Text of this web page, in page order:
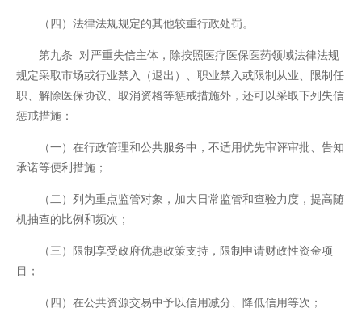
（四）法律法规规定的其他较重行政处罚。
第九条 对严重失信主体，除按照医疗医保医药领域法律法规
规定采取市场或行业禁入（退出）、职业禁入或限制从业、限制任
职、解除医保协议、取消资格等惩戒措施外，还可以采取下列失信
惩戒措施：
（一）在行政管理和公共服务中，不适用优先审评审批、告知
承诺等便利措施；
（二）列为重点监管对象，加大日常监管和查验力度，提高随
机抽查的比例和频次；
（三）限制享受政府优惠政策支持，限制申请财政性资金项
目；
（四）在公共资源交易中予以信用减分、降低信用等次；